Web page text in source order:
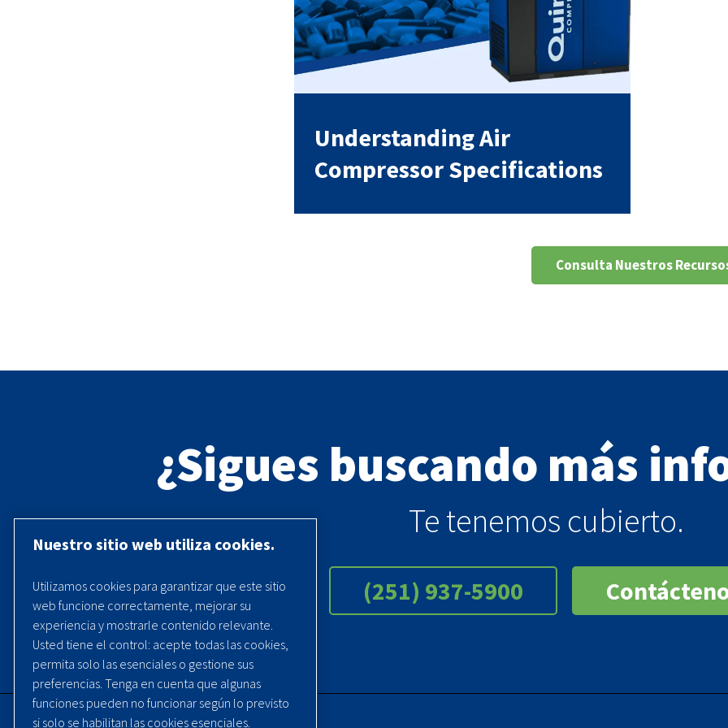
Understanding Air
Compressor Specifications
Consulta Nuestros
¿Sigues buscando más
Te tenemos cubierto.
(251) 937-5900
Nuestro sitio web utiliza cookies.
Utilizamos cookies para garantizar que este sitio
web funcione correctamente, mejorar su
experiencia y mostrarle contenido relevante.
Usted tiene el control: acepte todas las cookies,
permita solo las esenciales o gestione sus
preferencias. Tenga en cuenta que algunas
funciones pueden no funcionar según lo previsto
si solo se habilitan las cookies esenciales.